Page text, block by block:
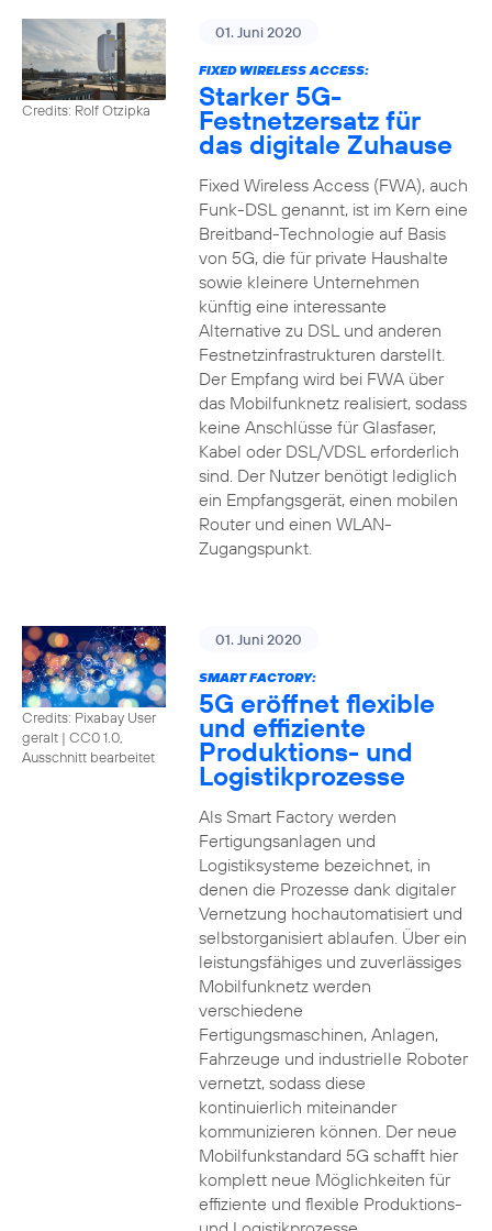
Credits: Rolf Otzipka
01. Juni 2020
FIXED WIRELESS ACCESS:
Starker 5G-
Festnetzersatz für
das digitale Zuhause
Fixed Wireless Access (FWA), auch
Funk-DSL genannt, ist im Kern eine
Breitband-Technologie auf Basis
von 5G, die für private Haushalte
sowie kleinere Unternehmen
künftig eine interessante
Alternative zu DSL und anderen
Festnetzinfrastrukturen darstellt.
Der Empfang wird bei FWA über
das Mobilfunknetz realisiert, sodass
keine Anschlüsse für Glasfaser,
Kabel oder DSL/VDSL erforderlich
sind. Der Nutzer benötigt lediglich
ein Empfangsgerät, einen mobilen
Router und einen WLAN-
Zugangspunkt.
Credits: Pixabay User
geralt | CC0 1.0,
Ausschnitt bearbeitet
01. Juni 2020
SMART FACTORY:
5G eröffnet flexible
und effiziente
Produktions- und
Logistikprozesse
Als Smart Factory werden
Fertigungsanlagen und
Logistiksysteme bezeichnet, in
denen die Prozesse dank digitaler
Vernetzung hochautomatisiert und
selbstorganisiert ablaufen. Über ein
leistungsfähiges und zuverlässiges
Mobilfunknetz werden
verschiedene
Fertigungsmaschinen, Anlagen,
Fahrzeuge und industrielle Roboter
vernetzt, sodass diese
kontinuierlich miteinander
kommunizieren können. Der neue
Mobilfunkstandard 5G schafft hier
komplett neue Möglichkeiten für
effiziente und flexible Produktions-